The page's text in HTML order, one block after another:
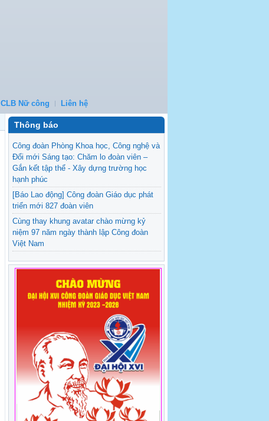
CLB Nữ công Liên hệ
Thông báo
Công đoàn Phòng Khoa học, Công nghệ và
Đổi mới Sáng tạo: Chăm lo đoàn viên –
Gắn kết tập thể - Xây dựng trường học
hạnh phúc
[Báo Lao động] Công đoàn Giáo dục phát
triển mới 827 đoàn viên
Cùng thay khung avatar chào mừng kỷ
niệm 97 năm ngày thành lập Công đoàn
Việt Nam
[Khoa Luật] Giao lưu giữa Khoa Luật và
Trung tâm Bồi dưỡng kiến thức pháp luật
và Bổ trợ tư pháp - Mừng sinh nhật công
đoàn viên quý II năm 2026
[Báo Giáo dục và Thời đại] Các trường đại
học thảo luận vai trò Công đoàn trong
chuyển đổi số